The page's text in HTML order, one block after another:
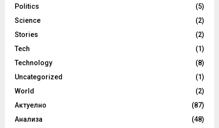
Politics
(5)
Science
(2)
Stories
(2)
Tech
(1)
Technology
(8)
Uncategorized
(1)
World
(2)
Актуелно
(87)
Анализа
(48)